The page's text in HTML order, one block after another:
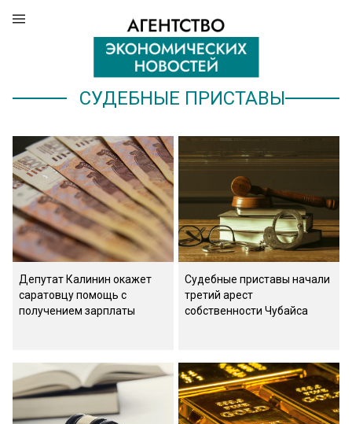
СУДЕБНЫЕ ПРИСТАВЫ
Депутат Калинин окажет
саратовцу помощь с
получением зарплаты
Судебные приставы начали
третий арест
собственности Чубайса